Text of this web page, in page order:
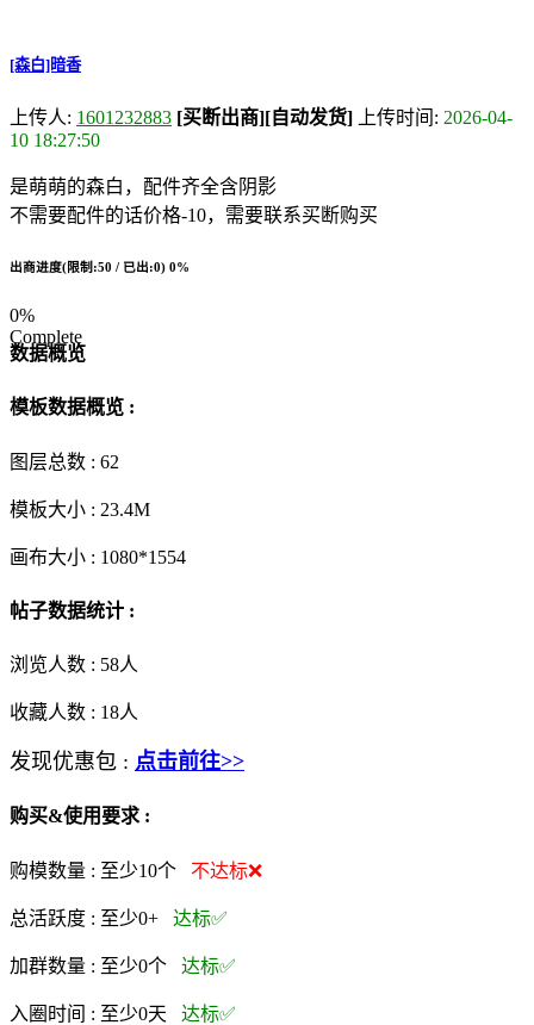
[森白]暗香
上传人: 1601232883 [买断出商][自动发货] 上传时间: 2026-04-
10 18:27:50
是萌萌的森白，配件齐全含阴影
不需要配件的话价格-10，需要联系买断购买
出商进度(限制:50 / 已出:0) 0%
0%
Complete
数据概览
模板数据概览 :
图层总数 : 62
模板大小 : 23.4M
画布大小 : 1080*1554
帖子数据统计 :
浏览人数 : 58人
收藏人数 : 18人
发现优惠包 : 点击前往>>
购买&使用要求 :
购模数量 : 至少10个 不达标❌
总活跃度 : 至少0+ 达标✅
加群数量 : 至少0个 达标✅
入圈时间 : 至少0天 达标✅